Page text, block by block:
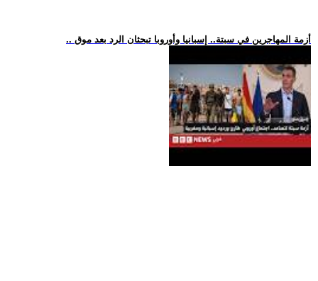
.. أزمة المهاجرين في سبتة.. إسبانيا وأوروبا تبحثان الرد بعد موق